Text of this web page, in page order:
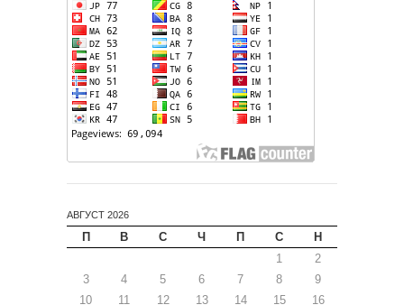
АВГУСТ 2026
П В С Ч П С
Н
1
2
3
4 5 6 7 8
9
10
11 12 13 14 15 16